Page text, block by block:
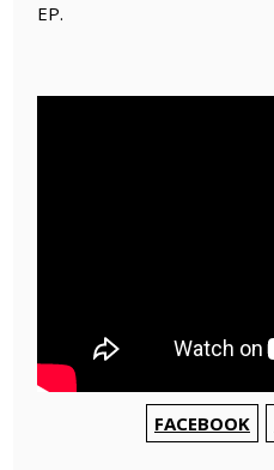
EP.
FACEBOOK